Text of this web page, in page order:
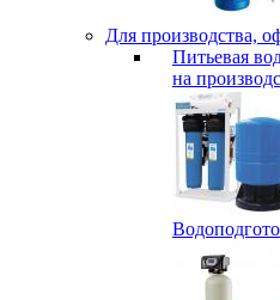
Для производства,
Питьевая
на